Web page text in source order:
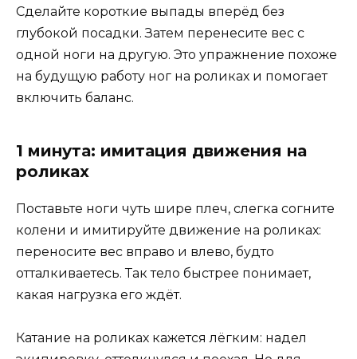
Сделайте короткие выпады вперёд без
глубокой посадки. Затем перенесите вес с
одной ноги на другую. Это упражнение похоже
на будущую работу ног на роликах и помогает
включить баланс.
1 минута: имитация движения на
роликах
Поставьте ноги чуть шире плеч, слегка согните
колени и имитируйте движение на роликах:
переносите вес вправо и влево, будто
отталкиваетесь. Так тело быстрее понимает,
какая нагрузка его ждёт.
Катание на роликах кажется лёгким: надел